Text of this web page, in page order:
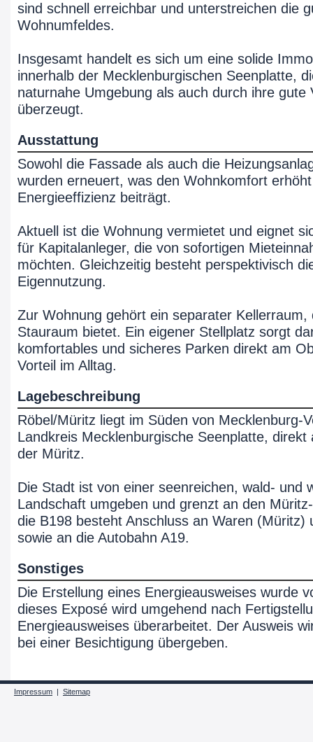
sind schnell erreichbar und unterstreichen die
Wohnumfeldes.
Insgesamt handelt es sich um eine solide
innerhalb der Mecklenburgischen Seenplatte,
naturnahe Umgebung als auch durch ihre gute
überzeugt.
Ausstattung
Sowohl die Fassade als auch die
wurden erneuert, was den Wohnkomfort
Energieeffizienz beiträgt.
Aktuell ist die Wohnung vermietet und eignet
für Kapitalanleger, die von sofortigen
möchten. Gleichzeitig besteht perspektivisch
Eigennutzung.
Zur Wohnung gehört ein separater Kellerraum,
Stauraum bietet. Ein eigener Stellplatz sorgt
komfortables und sicheres Parken direkt am
Vorteil im Alltag.
Lagebeschreibung
Röbel/Müritz liegt im Süden von Mecklenburg-
Landkreis Mecklenburgische Seenplatte, direkt
der Müritz.
Die Stadt ist von einer seenreichen, wald- und
Landschaft umgeben und grenzt an den
die B198 besteht Anschluss an Waren (Müritz)
sowie an die Autobahn A19.
Sonstiges
Die Erstellung eines Energieausweises wurde
dieses Exposé wird umgehend nach
Energieausweises überarbeitet. Der Ausweis
bei einer Besichtigung übergeben.
Impressum | Sitemap